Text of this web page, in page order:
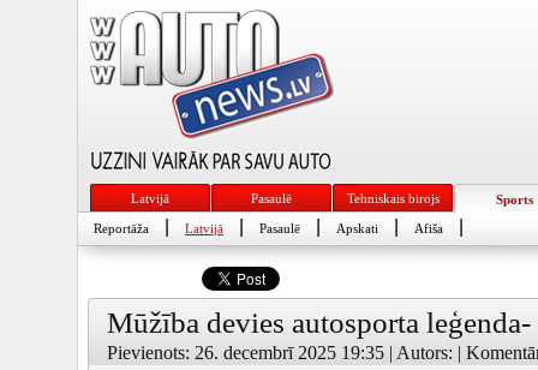
Latvijā Pasaulē Tehniskais birojs
Sports
Reportāža
Latvijā Pasaulē Apskati Afiša
Mūžība devies autosporta
Pievienots: 26. decembrī 2025 19:35 | Autors: |